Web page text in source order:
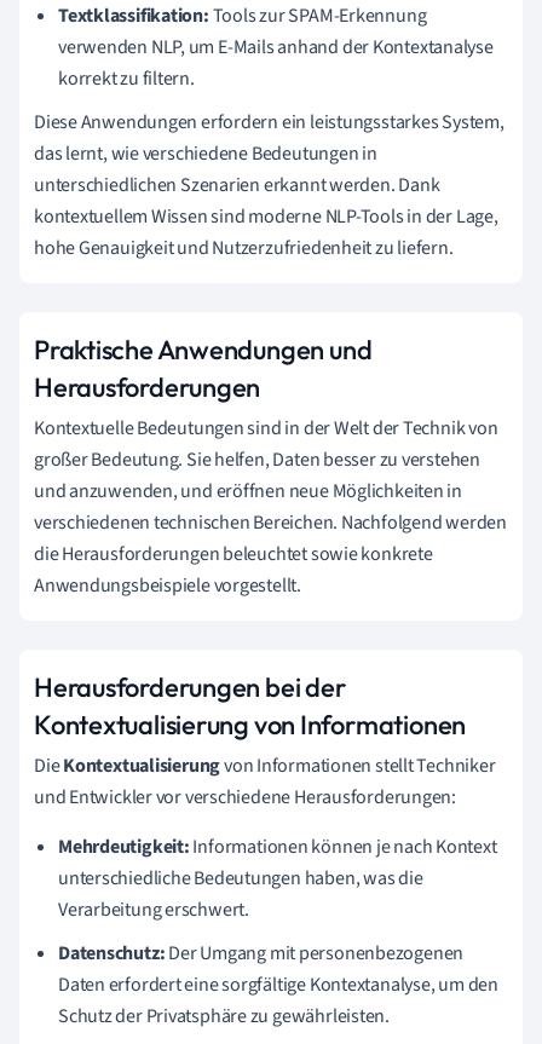
Textklassifikation:Tools zur SPAM-Erkennung
verwenden NLP, um E-Mails anhand der Kontextanalyse
korrekt zu filtern.
Diese Anwendungen erfordern ein leistungsstarkes System,
das lernt, wie verschiedene Bedeutungen in
unterschiedlichen Szenarien erkannt werden. Dank
kontextuellem Wissen sind moderne NLP-Tools in der Lage,
hohe Genauigkeit und Nutzerzufriedenheit zu liefern.
Praktische Anwendungen und
Herausforderungen
Kontextuelle Bedeutungen sind in der Welt der Technik von
großer Bedeutung. Sie helfen, Daten besser zu verstehen
und anzuwenden, und eröffnen neue Möglichkeiten in
verschiedenen technischen Bereichen. Nachfolgend werden
die Herausforderungen beleuchtet sowie konkrete
Anwendungsbeispiele vorgestellt.
Herausforderungen bei der
Kontextualisierung von Informationen
DieKontextualisierungvon Informationen stellt Techniker
und Entwickler vor verschiedene Herausforderungen:
Mehrdeutigkeit:Informationen können je nach Kontext
unterschiedliche Bedeutungen haben, was die
Verarbeitung erschwert.
Datenschutz:Der Umgang mit personenbezogenen
Daten erfordert eine sorgfältige Kontextanalyse, um den
Schutz der Privatsphäre zu gewährleisten.